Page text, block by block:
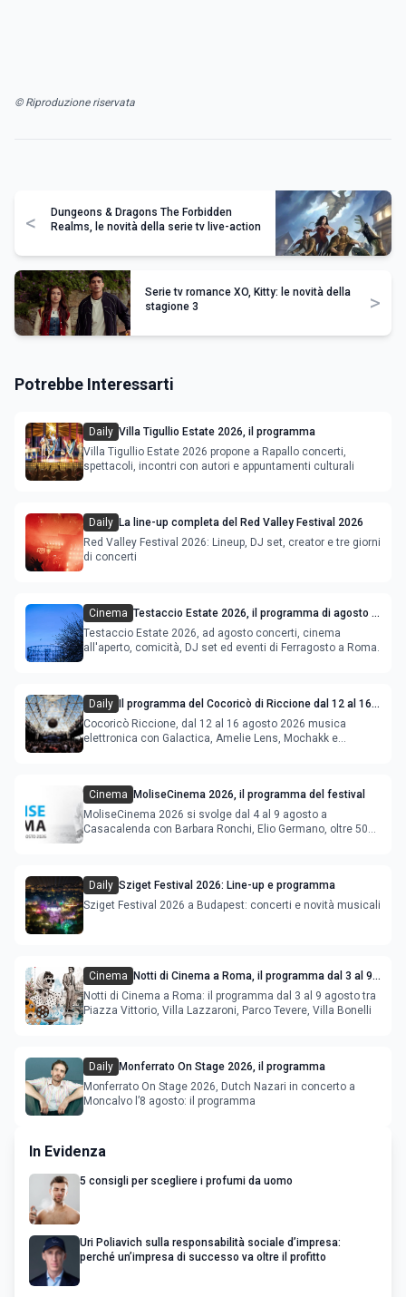
© Riproduzione riservata
<
Dungeons & Dragons The Forbidden
Realms, le novità della serie tv live-action
Serie tv romance XO, Kitty: le novità della
stagione 3
>
Potrebbe Interessarti
Daily Villa Tigullio Estate 2026, il programma
Villa Tigullio Estate 2026 propone a Rapallo concerti,
spettacoli, incontri con autori e appuntamenti culturali
Daily La line-up completa del Red Valley Festival 2026
Red Valley Festival 2026: Lineup, DJ set, creator e tre giorni
di concerti
Cinema Testaccio Estate 2026, il programma di agosto e
Ferragosto
Testaccio Estate 2026, ad agosto concerti, cinema
all'aperto, comicità, DJ set ed eventi di Ferragosto a Roma.
Daily
Il programma del Cocoricò di Riccione dal 12 al 16
agosto 2026
Cocoricò Riccione, dal 12 al 16 agosto 2026 musica
elettronica con Galactica, Amelie Lens, Mochakk e
Cinema
MoliseCinema 2026, il programma del festival
MoliseCinema 2026 si svolge dal 4 al 9 agosto a
Casacalenda con Barbara Ronchi, Elio Germano, oltre 50
Daily Sziget Festival 2026: Line-up e programma
Sziget Festival 2026 a Budapest: concerti e novità musicali
Cinema
Notti di Cinema a Roma, il programma dal 3 al 9
agosto
Notti di Cinema a Roma: il programma dal 3 al 9 agosto tra
Piazza Vittorio, Villa Lazzaroni, Parco Tevere, Villa Bonelli
Daily Monferrato On Stage 2026, il programma
Monferrato On Stage 2026, Dutch Nazari in concerto a
Moncalvo l’8 agosto: il programma
In Evidenza
5 consigli per scegliere i profumi da uomo
Uri Poliavich sulla responsabilità sociale d’impresa:
perché un’impresa di successo va oltre il profitto